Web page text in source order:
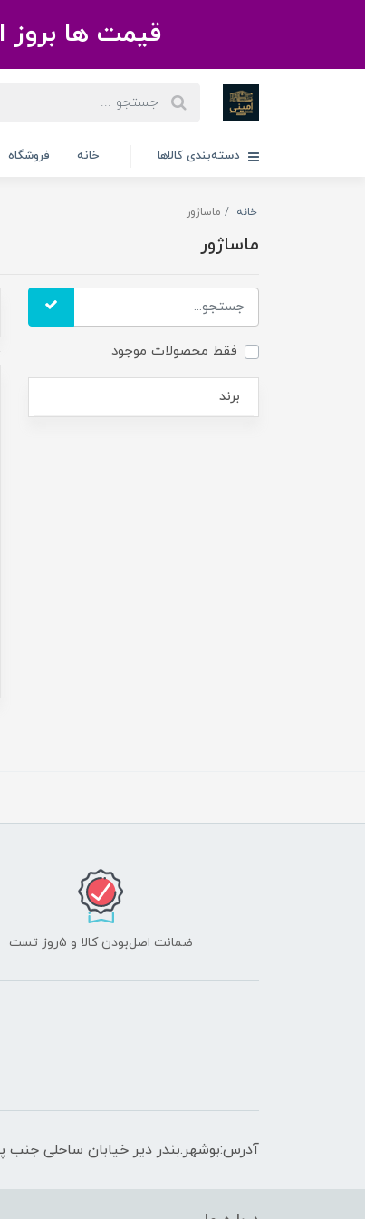
قیمت ها بروز
دسته‌بندی کالاها خانه فروشگاه
خانه ماساژور
ماساژور
فقط محصولات موجود
برند
ضمانت اصل‌بودن کالا و 5روز تست
آدرس:بوشهر.بندر دیر خیابان ساحلی جنب